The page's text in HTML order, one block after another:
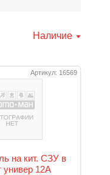
Наличие
Артикул: 16569
на кит. СЗУ в
универ 12А